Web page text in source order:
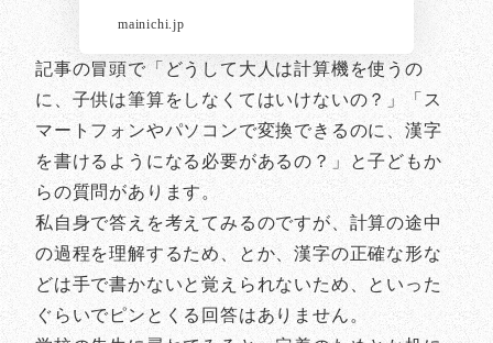
mainichi.jp
記事の冒頭で「どうして大人は計算機を使うの
に、子供は筆算をしなくてはいけないの？」「ス
マートフォンやパソコンで変換できるのに、漢字
を書けるようになる必要があるの？」と子どもか
らの質問があります。
私自身で答えを考えてみるのですが、計算の途中
の過程を理解するため、とか、漢字の正確な形な
どは手で書かないと覚えられないため、といった
ぐらいでピンとくる回答はありません。